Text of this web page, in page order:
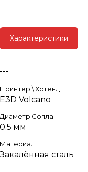
Характеристики
---
Принтер \ Хотенд
E3D Volcano
Диаметр Сопла
0.5 мм
Материал
Закалённая сталь